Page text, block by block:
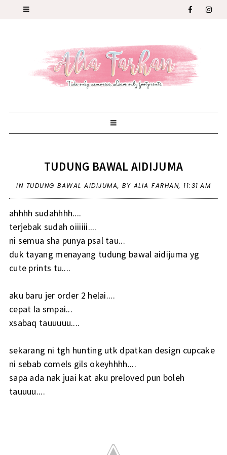
TUDUNG BAWAL AIDIJUMA
IN TUDUNG BAWAL AIDIJUMA, BY ALIA FARHAN, 11:31 AM
ahhhh sudahhhh....
terjebak sudah oiiiiii....
ni semua sha punya psal tau...
duk tayang menayang tudung bawal aidijuma yg
cute prints tu....
aku baru jer order 2 helai....
cepat la smpai...
xsabaq tauuuuu....
sekarang ni tgh hunting utk dpatkan design cupcake
ni sebab comels gils okeyhhhh....
sapa ada nak juai kat aku preloved pun boleh
tauuuu....